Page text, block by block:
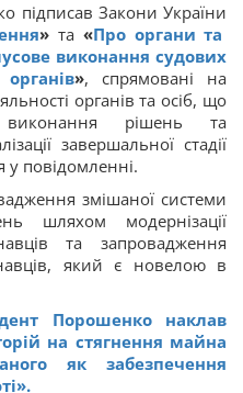
підписав Закони України
» та «Про органи та
виконання судових
», спрямовані на
органів та осіб, що
виконання рішень та
завершальної стадії
у повідомленні.
змішаної системи
шляхом модернізації
та запровадження
який є новелою в
Порошенко наклав
на стягнення майна
як забезпечення